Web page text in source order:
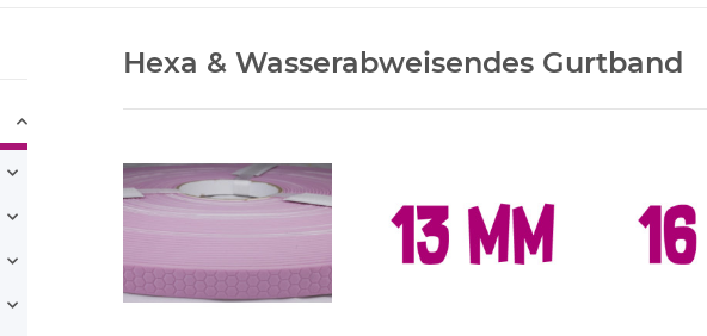
Hexa & Wasserabweisendes Gurtband